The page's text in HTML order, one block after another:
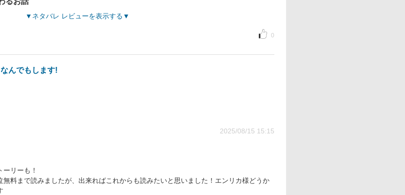
ネタバレ レビューを表示する
0
んでもします!
2025/08/15 15:15
リーも！
料まで読みましたが、出来ればこれからも読みたいと思いました！エンリカ様どうか